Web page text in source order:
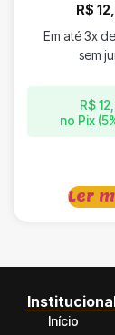
R$
R$
no Pix
Em até 3x de
sem
Ler
Início